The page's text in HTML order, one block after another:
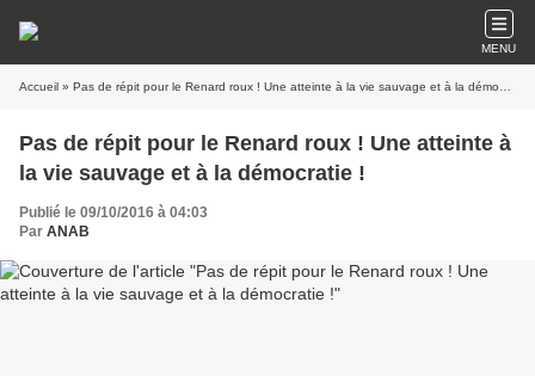
MENU
Accueil » Pas de répit pour le Renard roux ! Une atteinte à la vie sauvage et à la démocratie !
Pas de répit pour le Renard roux ! Une atteinte à
la vie sauvage et à la démocratie !
Publié le 09/10/2016 à 04:03
Par ANAB